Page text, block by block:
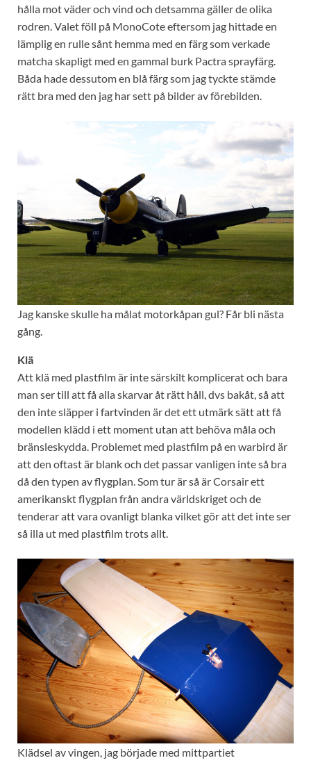
hålla mot väder och vind och detsamma gäller de olika
rodren. Valet föll på MonoCote eftersom jag hittade en
lämplig en rulle sånt hemma med en färg som verkade
matcha skapligt med en gammal burk Pactra sprayfärg.
Båda hade dessutom en blå färg som jag tyckte stämde
rätt bra med den jag har sett på bilder av förebilden.
Jag kanske skulle ha målat motorkåpan gul? Får bli nästa
gång.
Klä
Att klä med plastfilm är inte särskilt komplicerat och bara
man ser till att få alla skarvar åt rätt håll, dvs bakåt, så att
den inte släpper i fartvinden är det ett utmärk sätt att få
modellen klädd i ett moment utan att behöva måla och
bränsleskydda. Problemet med plastfilm på en warbird är
att den oftast är blank och det passar vanligen inte så bra
då den typen av flygplan. Som tur är så är Corsair ett
amerikanskt flygplan från andra världskriget och de
tenderar att vara ovanligt blanka vilket gör att det inte ser
så illa ut med plastfilm trots allt.
Klädsel av vingen, jag började med mittpartiet